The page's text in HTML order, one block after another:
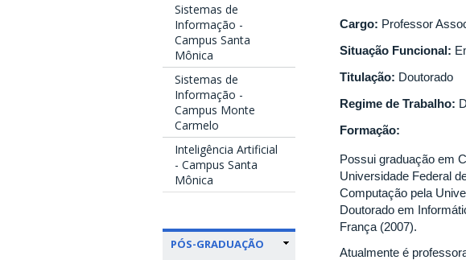
Sistemas de
Informação -
Campus Santa
Mônica
Sistemas de
Informação -
Campus Monte
Carmelo
Inteligência Artificial
- Campus Santa
Mônica
PÓS-GRADUAÇÃO
Cargo: Professor
Situação Funcional:
Titulação: Doutorado
Regime de Trabalho:
Formação:
Possui graduação em
Universidade Federal
Computação pela
Doutorado em
França (2007).
Atualmente é